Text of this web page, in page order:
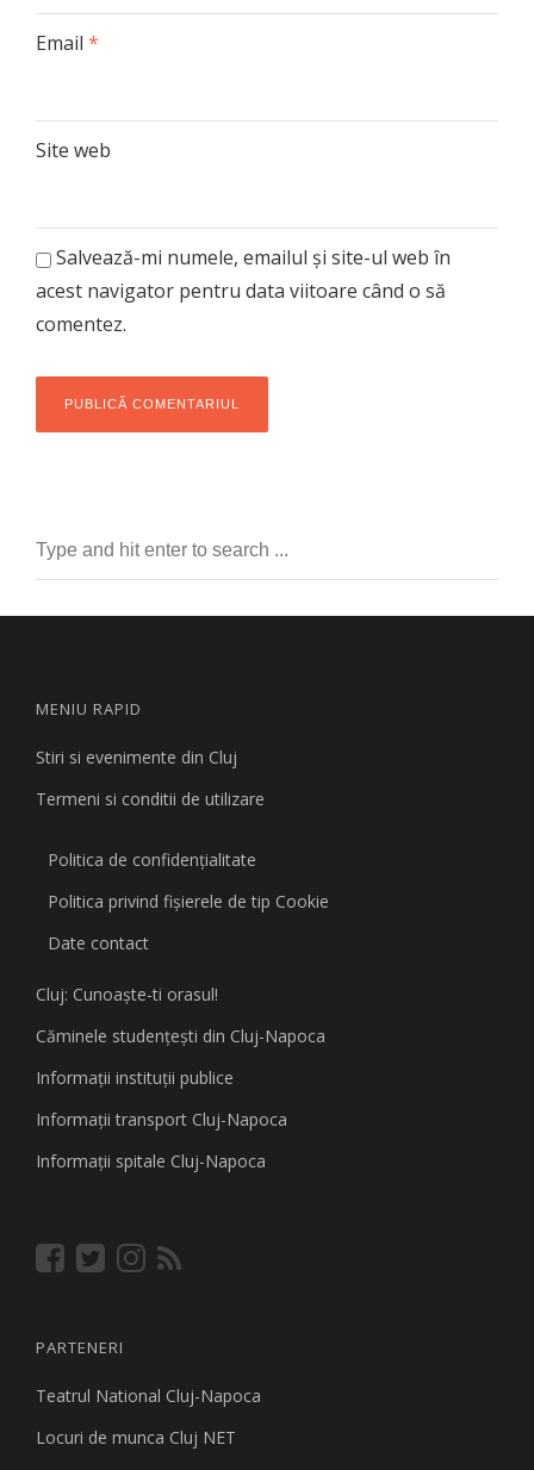
Email *
Site web
Salvează-mi numele, emailul și site-ul web în
acest navigator pentru data viitoare când o să
comentez.
MENIU RAPID
Stiri si evenimente din Cluj
Termeni si conditii de utilizare
Politica de confidențialitate
Politica privind fişierele de tip Cookie
Date contact
Cluj: Cunoaşte-ti orasul!
Căminele studenţeşti din Cluj-Napoca
Informaţii instituţii publice
Informaţii transport Cluj-Napoca
Informaţii spitale Cluj-Napoca
PARTENERI
Teatrul National Cluj-Napoca
Locuri de munca Cluj NET